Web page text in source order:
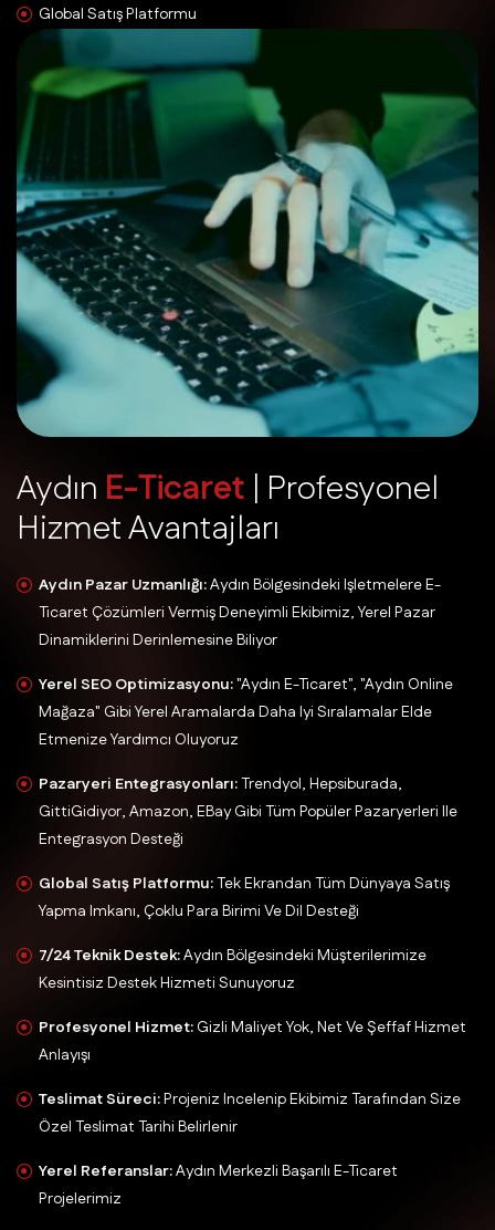
Global Satış Platformu
Aydın E-Ticaret | Profesyonel
HizmetAvantajları
Aydın Pazar Uzmanlığı:Aydın Bölgesindeki Işletmelere E-
Ticaret Çözümleri Vermiş Deneyimli Ekibimiz, Yerel Pazar
Dinamiklerini Derinlemesine Biliyor
Yerel SEO Optimizasyonu:"Aydın E-Ticaret", "Aydın Online
Mağaza" Gibi Yerel Aramalarda Daha Iyi Sıralamalar Elde
Etmenize Yardımcı Oluyoruz
Pazaryeri Entegrasyonları:Trendyol, Hepsiburada,
GittiGidiyor, Amazon, EBay Gibi Tüm Popüler Pazaryerleri Ile
Entegrasyon Desteği
Global Satış Platformu:Tek Ekrandan Tüm Dünyaya Satış
Yapma Imkanı, Çoklu Para Birimi Ve Dil Desteği
7/24 Teknik Destek:Aydın Bölgesindeki Müşterilerimize
Kesintisiz Destek Hizmeti Sunuyoruz
Profesyonel Hizmet: Gizli Maliyet Yok, Net Ve Şeffaf Hizmet
Anlayışı
Teslimat Süreci:Projeniz Incelenip Ekibimiz Tarafından Size
Özel Teslimat Tarihi Belirlenir
Yerel Referanslar:Aydın Merkezli Başarılı E-Ticaret
Projelerimiz